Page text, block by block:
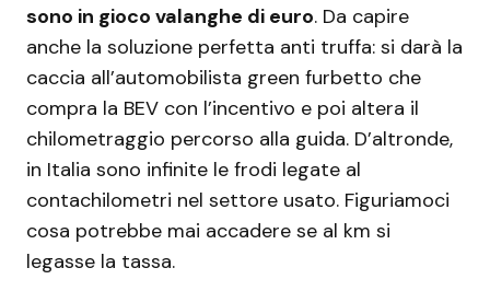
sono in gioco valanghe di euro. Da capire
anche la soluzione perfetta anti truffa: si darà la
caccia all’automobilista green furbetto che
compra la BEV con l’incentivo e poi altera il
chilometraggio percorso alla guida. D’altronde,
in Italia sono infinite le frodi legate al
contachilometri nel settore usato. Figuriamoci
cosa potrebbe mai accadere se al km si
legasse la tassa.